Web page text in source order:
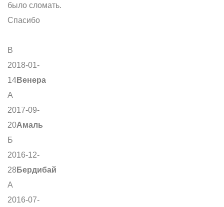
было сломать.
Спасибо
В
2018-01-
14Венера
А
2017-09-
20Амаль
Б
2016-12-
28 Бердибай
А
2016-07-